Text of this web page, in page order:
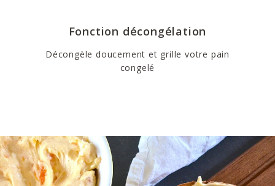
Fonction décongélation
Décongèle doucement et grille votre pain
congelé